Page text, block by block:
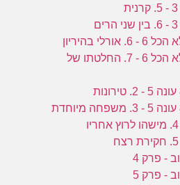
16:45 - החיים זה לא הכל 6 - 7. החלטתו של